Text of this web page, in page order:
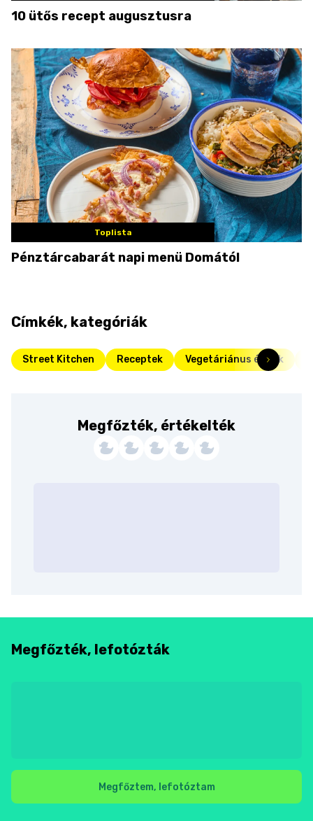
10 ütős recept augusztusra
Toplista
Pénztárcabarát napi menü Domától
Címkék, kategóriák
Street Kitchen Receptek Vegetáriánus ételek
Megfőzték, értékelték
Megfőzték, lefotózták
Megfőztem, lefotóztam